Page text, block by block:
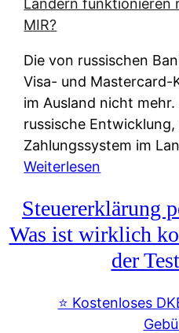
t
n
a
t
i
v
e
&
f
r
e
Die von russischen
Visa- und
im Ausland nicht
russische
Zahlungssystem im
Weiterlesen
a
h
g
Steuererklärung
Was ist wirklich
der
⭐️ Kostenloses